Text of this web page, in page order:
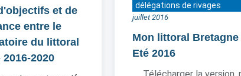
et de
entre le
du littoral
2016-2020
délégations de rivages
juillet 2016
Mon littoral Bretagne
Eté 2016